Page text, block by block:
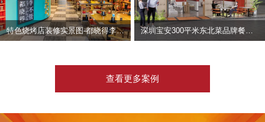
特色烧烤店装修实景图-都晓得李不管
查看更多案例